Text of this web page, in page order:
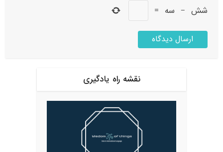
شش − سه =
نقشه راه یادگیری